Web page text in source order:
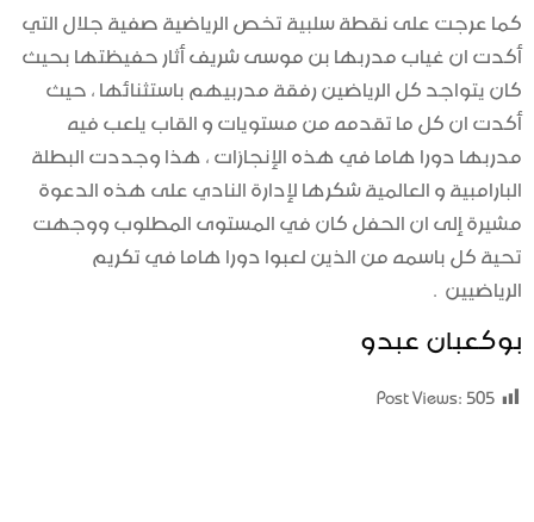
كما عرجت على نقطة سلبية تخص الرياضية صفية جلال التي
أكدت ان غياب مدربها بن موسى شريف أثار حفيظتها بحيث
كان يتواجد كل الرياضين رفقة مدربيهم باستثنائها ، حيث
أكدت ان كل ما تقدمه من مستويات و القاب يلعب فيه
مدربها دورا هاما في هذه الإنجازات ، هذا وجددت البطلة
البارامبية و العالمية شكرها لإدارة النادي على هذه الدعوة
مشيرة إلى ان الحفل كان في المستوى المطلوب ووجهت
تحية كل باسمه من الذين لعبوا دورا هاما في تكريم
الرياضيين .
بوكعبان عبدو
Post Views:505